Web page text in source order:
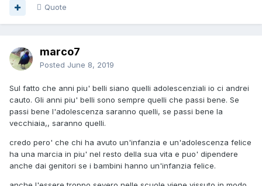
Quote
marco7
Posted June 8, 2019
Sul fatto che anni piu' belli siano quelli adolescenziali io ci andrei
cauto. Gli anni piu' belli sono sempre quelli che passi bene. Se
passi bene l'adolescenza saranno quelli, se passi bene la
vecchiaia,, saranno quelli.
credo pero' che chi ha avuto un'infanzia e un'adolescenza felice
ha una marcia in piu' nel resto della sua vita e puo' dipendere
anche dai genitori se i bambini hanno un'infanzia felice.